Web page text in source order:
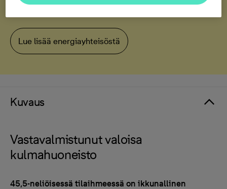
toimintaa.
Lue lisää energiayhteisöstä
Kuvaus
Vastavalmistunut valoisa
kulmahuoneisto
45,5-neliöisessä tilaihmeessä on ikkunallinen